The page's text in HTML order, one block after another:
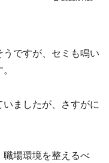
ですが、セミも鳴い
ましたが、さすがに
職場環境を整えるべ